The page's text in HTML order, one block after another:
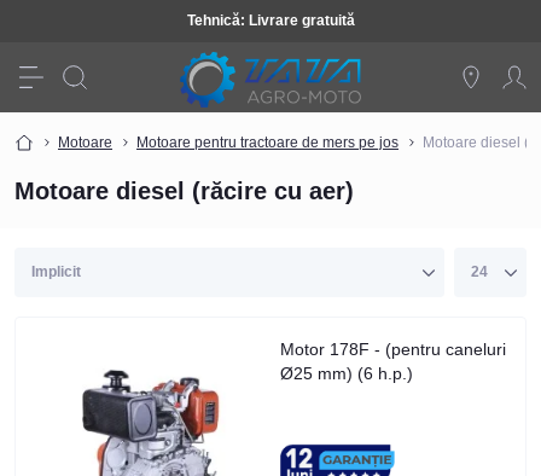
Tehnică: Livrare gratuită
Motoare Motoare pentru tractoare de mers pe jos Motoare diesel
Motoare diesel (răcire cu aer)
Motor 178F - (pentru caneluri
Ø25 mm) (6 h.p.)